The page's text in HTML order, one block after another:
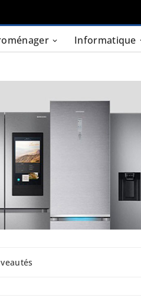
Informatique